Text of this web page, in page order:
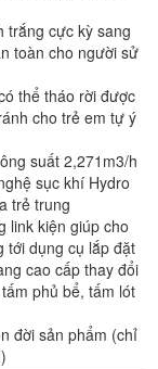
trắng cực kỳ sang
toàn cho người sử
thể tháo rời được
cho trẻ em tự ý
suất 2,271m3/h
sục khí Hydro
trẻ trung
link kiện giúp cho
tới dụng cụ lắp đặt
cao cấp thay đổi
phủ bể, tấm lót
đời sản phẩm (chỉ